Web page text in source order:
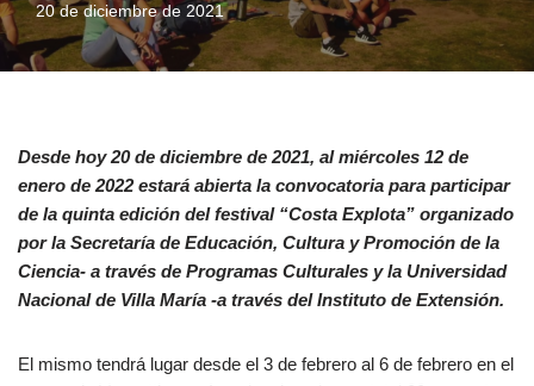
20 de diciembre de 2021
Desde hoy 20 de diciembre de 2021, al miércoles 12 de
enero de 2022 estará abierta la convocatoria para participar
de la quinta edición del festival “Costa Explota” organizado
por la Secretaría de Educación, Cultura y Promoción de la
Ciencia- a través de Programas Culturales y la Universidad
Nacional de Villa María -a través del Instituto de Extensión.
El mismo tendrá lugar desde el 3 de febrero al 6 de febrero en el